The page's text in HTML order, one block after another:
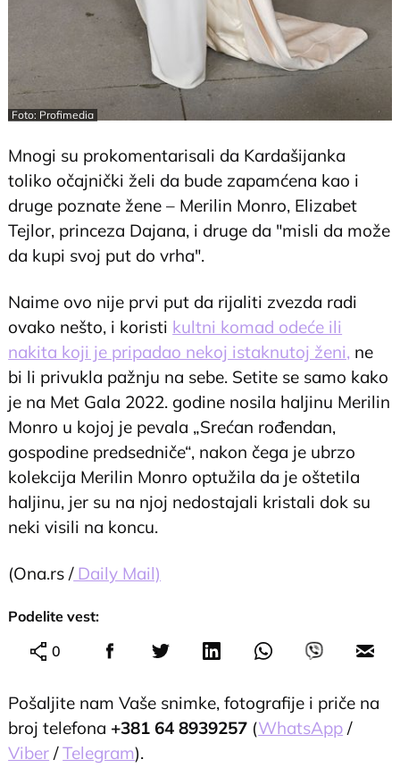
Foto: Profimedia
Mnogi su prokomentarisali da Kardašijanka
toliko očajnički želi da bude zapamćena kao i
druge poznate žene – Merilin Monro, Elizabet
Tejlor, princeza Dajana, i druge da "misli da može
da kupi svoj put do vrha".
Naime ovo nije prvi put da rijaliti zvezda radi
ovako nešto, i koristi kultni komad odeće ili
nakita koji je pripadao nekoj istaknutoj ženi, ne
bi li privukla pažnju na sebe. Setite se samo kako
je na Met Gala 2022. godine nosila haljinu Merilin
Monro u kojoj je pevala „Srećan rođendan,
gospodine predsedniče“, nakon čega je ubrzo
kolekcija Merilin Monro optužila da je oštetila
haljinu, jer su na njoj nedostajali kristali dok su
neki visili na koncu.
(Ona.rs /Daily Mail)
Podelite vest:
0
Pošaljite nam Vaše snimke, fotografije i priče na
broj telefona +381 64 8939257 (WhatsApp /
Viber /Telegram).